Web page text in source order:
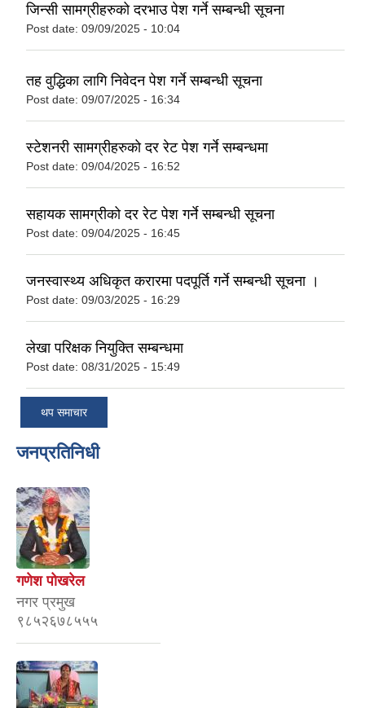
जिन्सी सामग्रीहरुको दरभाउ पेश गर्ने सम्बन्धी सूचना
Post date: 09/09/2025 - 10:04
तह वुद्धिका लागि निवेदन पेश गर्ने सम्बन्धी सूचना
Post date: 09/07/2025 - 16:34
स्टेशनरी सामग्रीहरुको दर रेट पेश गर्ने सम्बन्धमा
Post date: 09/04/2025 - 16:52
सहायक सामग्रीको दर रेट पेश गर्ने सम्बन्धी सूचना
Post date: 09/04/2025 - 16:45
जनस्वास्थ्य अधिकृत करारमा पदपूर्ति गर्ने सम्बन्धी सूचना ।
Post date: 09/03/2025 - 16:29
लेखा परिक्षक नियुक्ति सम्बन्धमा
Post date: 08/31/2025 - 15:49
थप समाचार
जनप्रतिनिधी
गणेश पोखरेल
नगर प्रमुख
९८५२६७८५५५